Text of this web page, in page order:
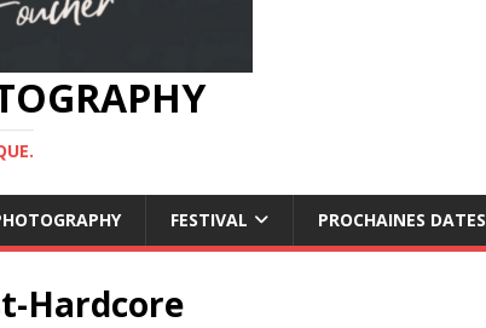
FESTIVAL PROCHAINES DATES
Hardcore